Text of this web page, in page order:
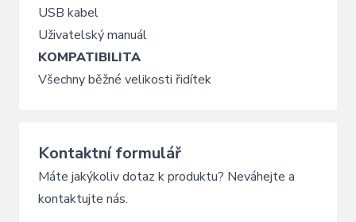
USB kabel
Uživatelský manuál
KOMPATIBILITA
Všechny běžné velikosti řidítek
Kontaktní formulář
Máte jakýkoliv dotaz k produktu? Neváhejte a
kontaktujte nás.